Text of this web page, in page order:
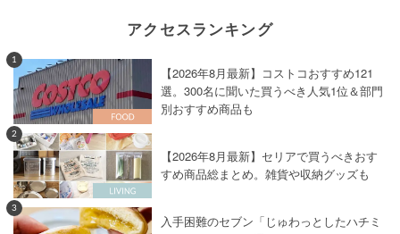
アクセスランキング
1
【2026年8月最新】コストコおすすめ121
選。300名に聞いた買うべき人気1位＆部門
別おすすめ商品も
2
【2026年8月最新】セリアで買うべきおす
すめ商品総まとめ。雑貨や収納グッズも
3
入手困難のセブン「じゅわっとしたハチミ